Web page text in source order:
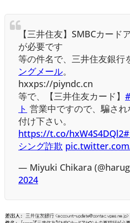
【三井住友】SMBCカード
が必要です
等の件名で、三井住友銀行
ングメール。
hxxps://piyndc.cn
等で、【三井住友カード】
ト 営業中ですので、騙さ
付け下さい。
https://t.co/hxW4S4DQl2
シング詐欺
— Miyuki Chikara
2024